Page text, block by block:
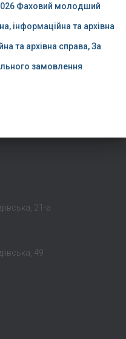
Фаховий молодший
інформаційна та архівна
та архівна справа, За
замовлення
21-а
49